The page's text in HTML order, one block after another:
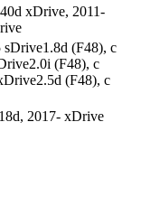
xDrive, 2011-
sDrive1.8d (F48), c
(F48), c
(F48), c
, 2017- xDrive